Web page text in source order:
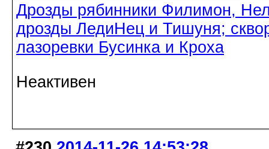
Дрозды рябинники Филимон,
дрозды ЛедиНец и Тишуня;
лазоревки Бусинка и Кроха
Неактивен